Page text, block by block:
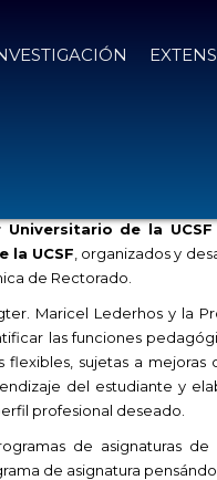
de la UCSF
la UCSF , organizados y
de Rectorado.
Maricel Lederhos y la
las funciones
sujetas a mejoras
del estudiante y
profesional deseado.
de asignaturas de
de asignatura